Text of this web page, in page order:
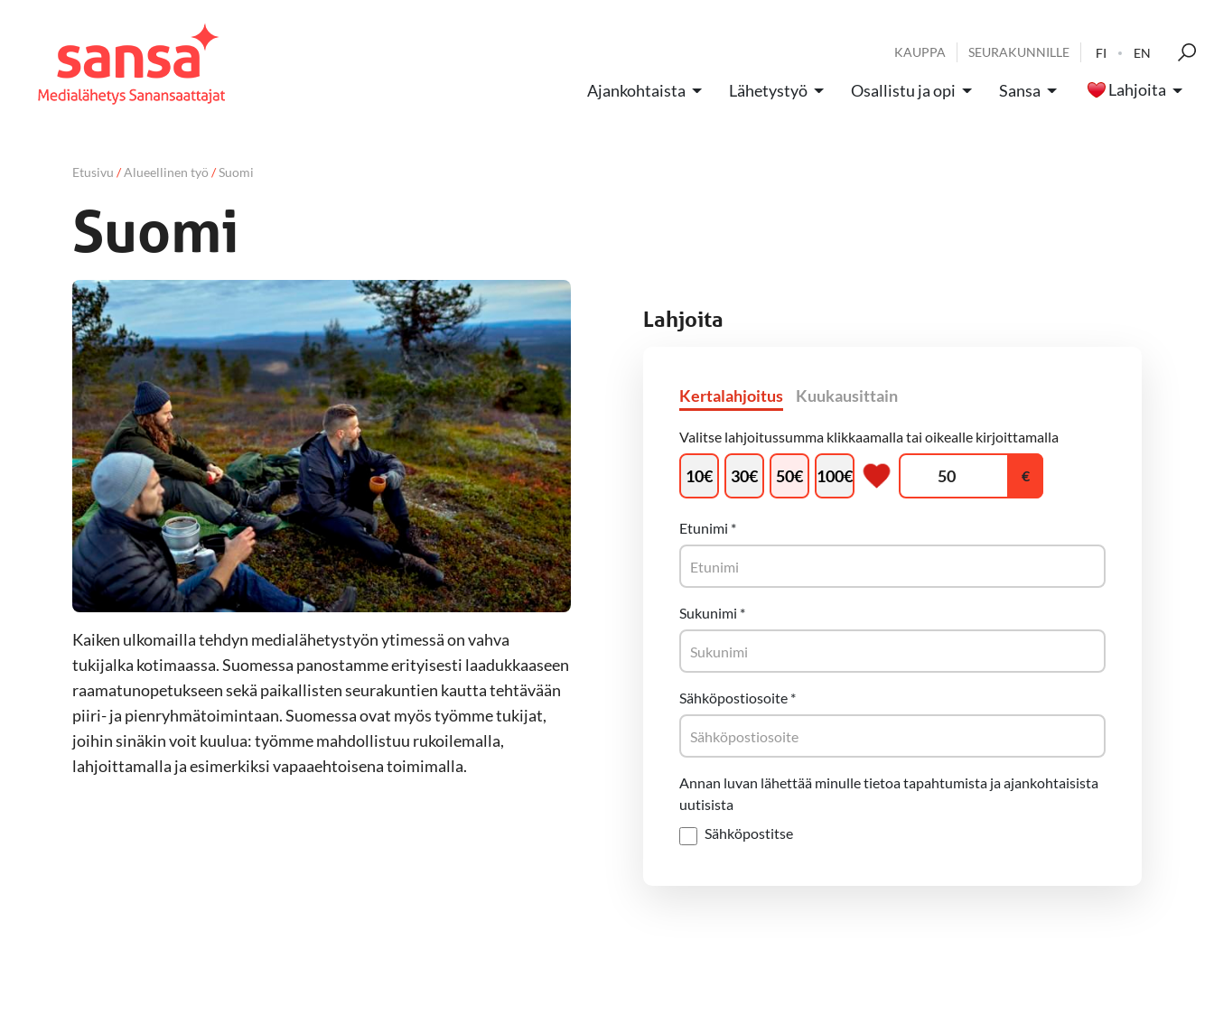
KAUPPA SEURAKUNNILLE FI EN
Ajankohtaista Lähetystyö Osallistu ja opi Sansa Lahjoita
Etusivu /Alueellinen työ /Suomi
Suomi
Kaiken ulkomailla tehdyn medialähetystyön ytimessä on vahva
tukijalka kotimaassa. Suomessa panostamme erityisesti laadukkaaseen
raamatunopetukseen sekä paikallisten seurakuntien kautta tehtävään
piiri- ja pienryhmätoimintaan. Suomessa ovat myös työmme tukijat,
joihin sinäkin voit kuulua: työmme mahdollistuu rukoilemalla,
lahjoittamalla ja esimerkiksi vapaaehtoisena toimimalla.
Lahjoita
Kertalahjoitus Kuukausittain
Valitse lahjoitussumma klikkaamalla tai oikealle kirjoittamalla
10€ 30€ 50€ 100€
Etunimi *
Sukunimi *
Sähköpostiosoite *
Annan luvan lähettää minulle tietoa tapahtumista ja ajankohtaisista
uutisista
Sähköpostitse